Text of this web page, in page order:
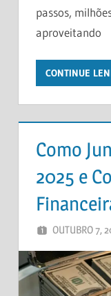
passos,
aproveitando
CONTINUE
Como
2025 e
OUTUBRO 7,